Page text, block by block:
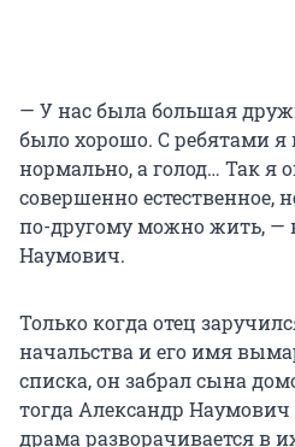
— У нас была большая
было хорошо. С ребятами я
нормально, а голод… Так я
совершенно естественное,
по-другому можно жить, —
Наумович.
Только когда отец
начальства и его имя
списка, он забрал сына
тогда Александр
драма разворачивается в